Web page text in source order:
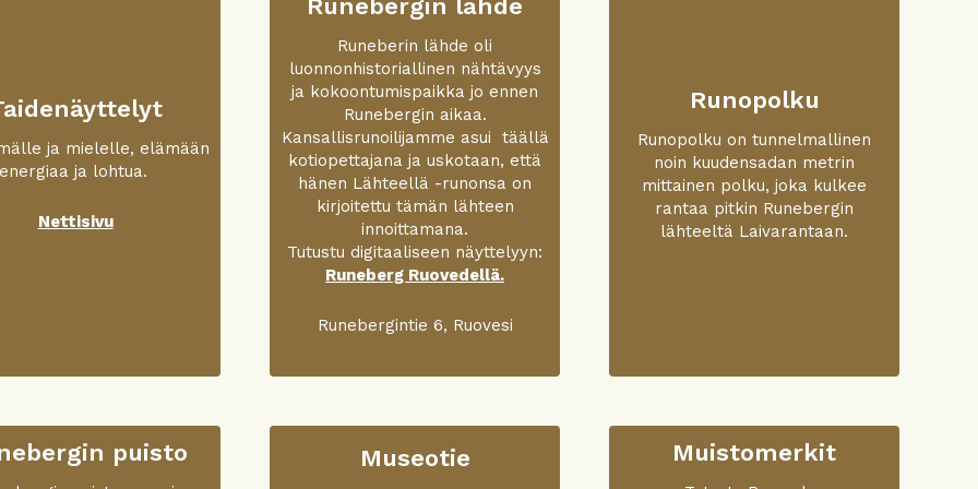
ja mielelle, elämään
energiaa ja lohtua.
Nettisivu
Runebergin lähde
Runeberin lähde oli
luonnonhistoriallinen nähtävyys
ja kokoontumispaikka jo ennen
Runebergin aikaa.
Kansallisrunoilijamme asui täällä
kotiopettajana ja uskotaan, että
hänen Lähteellä -runonsa on
kirjoitettu tämän lähteen
innoittamana.
Tutustu digitaaliseen näyttelyyn:
Runeberg Ruovedellä.
Runebergintie 6, Ruovesi
Runopolku
Runopolku on tunnelmallinen
noin kuudensadan metrin
mittainen polku, joka kulkee
rantaa pitkin Runebergin
lähteeltä Laivarantaan.
puisto Museotie Muistomerkit